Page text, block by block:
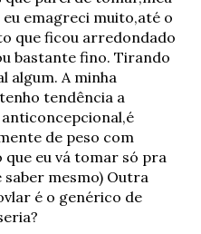
emagreci muito,até o
que ficou arredondado
bastante fino. Tirando
algum. A minha
tendência a
de peso com
que eu vá tomar só pra
mesmo) Outra
é o genérico de